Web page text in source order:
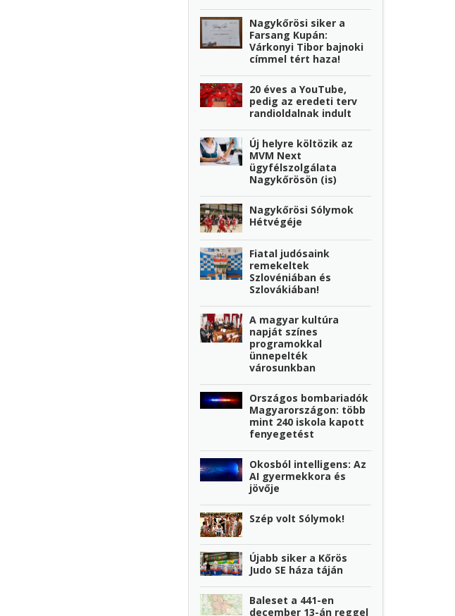
Nagykőrösi siker a
Farsang Kupán:
Várkonyi Tibor bajnoki
címmel tért haza!
20 éves a YouTube,
pedig az eredeti terv
randioldalnak indult
Új helyre költözik az
MVM Next
ügyfélszolgálata
Nagykőrösön (is)
Nagykőrösi Sólymok
Hétvégéje
Fiatal judósaink
remekeltek
Szlovéniában és
Szlovákiában!
A magyar kultúra
napját színes
programokkal
ünnepelték
városunkban
Országos bombariadók
Magyarországon: több
mint 240 iskola kapott
fenyegetést
Okosból intelligens: Az
AI gyermekkora és
jövője
Szép volt Sólymok!
Újabb siker a Kőrös
Judo SE háza táján
Baleset a 441-en
december 13-án reggel